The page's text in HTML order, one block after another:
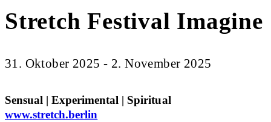
Stretch Festival Imagine
31. Oktober 2025 - 2. November 2025
Sensual | Experimental | Spiritual
www.stretch.berlin